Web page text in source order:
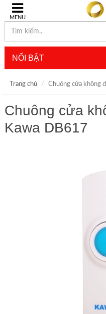
MENU
NỔI BẬT
Trang chủ Chuông cửa không
Chuông cửa
Kawa DB617